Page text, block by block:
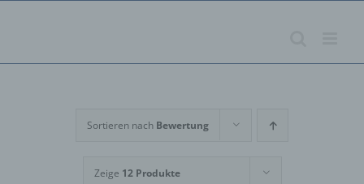
Sortieren nach Bewertung
Zeige 12 Produkte